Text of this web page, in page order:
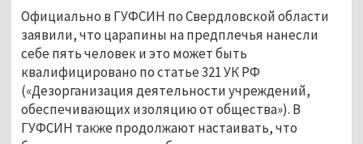
Официально в ГУФСИН по Свердловской области
заявили, что царапины на предплечья нанесли
себе пять человек и это может быть
квалифицировано по статье 321 УК РФ
(«Дезорганизация деятельности учреждений,
обеспечивающих изоляцию от общества»). В
ГУФСИН также продолжают настаивать, что